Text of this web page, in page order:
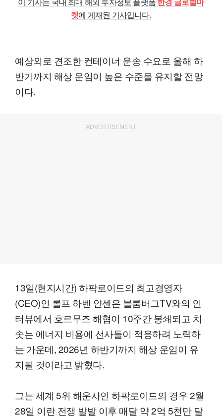
이 기사는 국내 최대 해외 투자정보 플랫폼 한경 글로벌마
켓에 게재된 기사입니다.
예상외로 견조한 컨테이너 운송 수요로 올해 하
반기까지 해상 운임이 높은 수준을 유지할 전망
이다.
ADVERTISEMENT
13일(현지시간) 하팍로이드의 최고경영자
(CEO)인 롤프 하벤 얀센은 블룸버그TV와의 인
터뷰에서 호르무즈 해협이 10주간 봉쇄되고 치
솟는 에너지 비용에 선사들이 적응하려 노력하
는 가운데, 2026년 하반기까지 해상 운임이 유
지될 것이라고 밝혔다.
그는 세계 5위 해운사인 하팍로이드의 경우 2월
28일 이란 전쟁 발발 이후 매달 약 2억 5천만 달